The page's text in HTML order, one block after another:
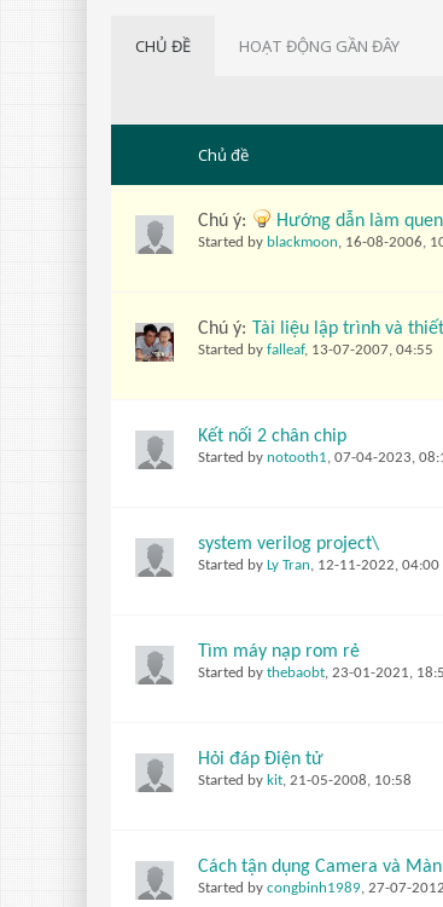
CHỦ ĐỀ HOẠT ĐỘNG GẦN ĐÂY
Chủ đề
Chú ý: Hướng dẫn làm
Started by blackmoon, 16-08-2006,
Chú ý: Tài liệu lập trình và
Started by falleaf, 13-07-2007, 04:55
Kết nối 2 chân chip
Started by notooth1, 07-04-2023,
system verilog project\
Started by Ly Tran, 12-11-2022, 04:00
Tìm máy nạp rom rẻ
Started by thebaobt, 23-01-2021,
Hỏi đáp Điện tử
Started by kit, 21-05-2008, 10:58
Cách tận dụng Camera và
Started by congbinh1989, 27-07-